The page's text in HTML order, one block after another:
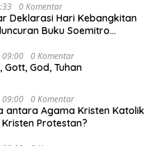
0 Komentar
Deklarasi Hari Kebangkitan
Buku Soemitro
& Simposium Nasional
Perekonomian Nasional dan
0 Komentar
Gott, God, Tuhan
0 Komentar
antara Agama Kristen Katolik
Protestan?